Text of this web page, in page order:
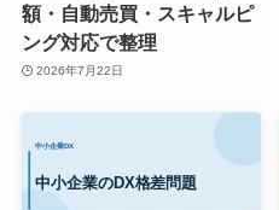
額・自動売買・スキャルピ
ング対応で整理
2026年7月22日